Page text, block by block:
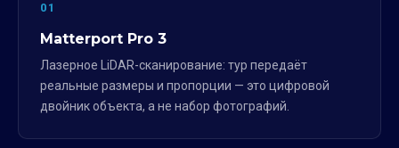
01
Matterport Pro 3
Лазерное LiDAR-сканирование: тур передаёт
реальные размеры и пропорции — это цифровой
двойник объекта, а не набор фотографий.